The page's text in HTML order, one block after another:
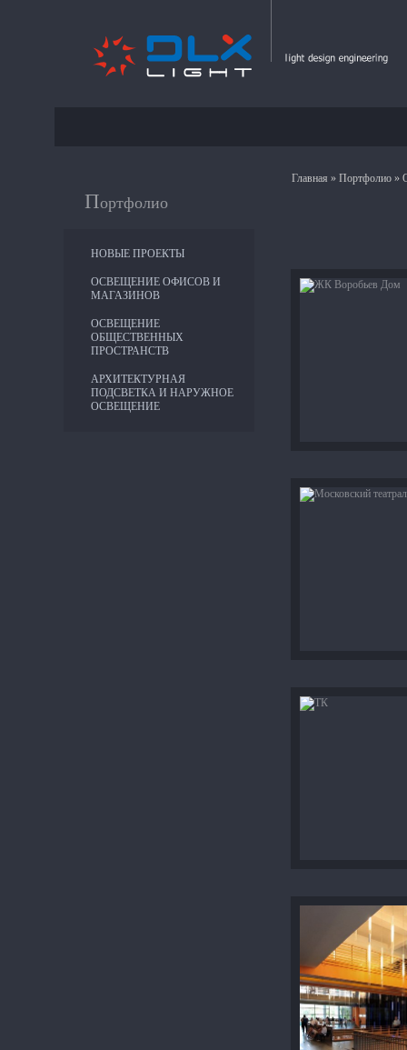
Портфолио
НОВЫЕ ПРОЕКТЫ
ОСВЕЩЕНИЕ ОФИСОВ И
МАГАЗИНОВ
ОСВЕЩЕНИЕ
ОБЩЕСТВЕННЫХ
ПРОСТРАНСТВ
АРХИТЕКТУРНАЯ
ПОДСВЕТКА И НАРУЖНОЕ
ОСВЕЩЕНИЕ
Главная » Портфолио »